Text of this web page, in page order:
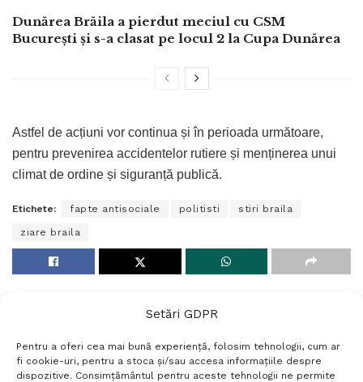
Setări GDPR
Pentru a oferi cea mai bună experiență, folosim tehnologii, cum ar
fi cookie-uri, pentru a stoca și/sau accesa informațiile despre
dispozitive. Consimțământul pentru aceste tehnologii ne permite
Dunărea Brăila a pierdut meciul cu CSM
București și s-a clasat pe locul 2 la Cupa Dunărea
Astfel de acțiuni vor continua și în perioada următoare,
pentru prevenirea accidentelor rutiere și menținerea unui
climat de ordine și siguranță publică.
Etichete: fapte antisociale politisti stiri braila
ziare braila